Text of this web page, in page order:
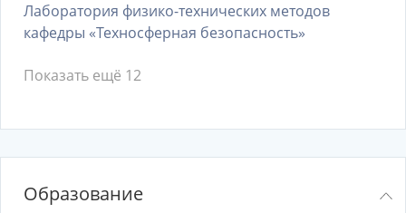
Лаборатория физико-технических методов
кафедры «Техносферная безопасность»
Показать ещё 12
Образование